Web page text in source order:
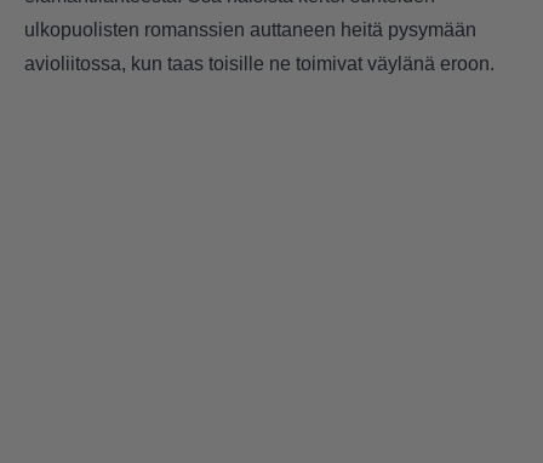
ulkopuolisten romanssien auttaneen heitä pysymään
avioliitossa, kun taas toisille ne toimivat väylänä eroon.